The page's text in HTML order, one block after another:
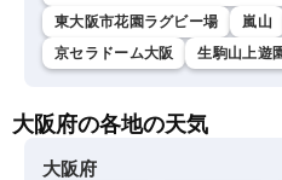
東大阪市花園ラグビー場
嵐山
京セラドーム大阪
生駒山上遊
大阪府の各地の天気
大阪府